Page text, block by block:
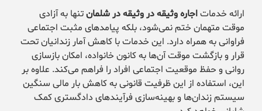
ارائه خدماتاجاره وثیقه در وثیقه در شلمانتنها به آزادی
موقت متهمان ختم نمی‌شود، بلکه پیامدهای مثبت اجتماعی
فراوانی به همراه دارد. این خدمات با کاهش آمار زندانیان تحت
قرار و بازگشت موقت آن‌ها به کانون خانواده، امکان بازسازی
روانی و حفظ موقعیت اجتماعی افراد را فراهم می‌کند. علاوه بر
این، استفاده از این ظرفیت قانونی به کاهش بار مالی سنگین
سیستم زندان‌ها و بهینه‌سازی فرآیندهای دادگستری کمک